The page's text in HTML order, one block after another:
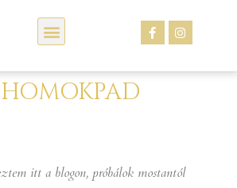
itt a blogon, próbálok mostantól